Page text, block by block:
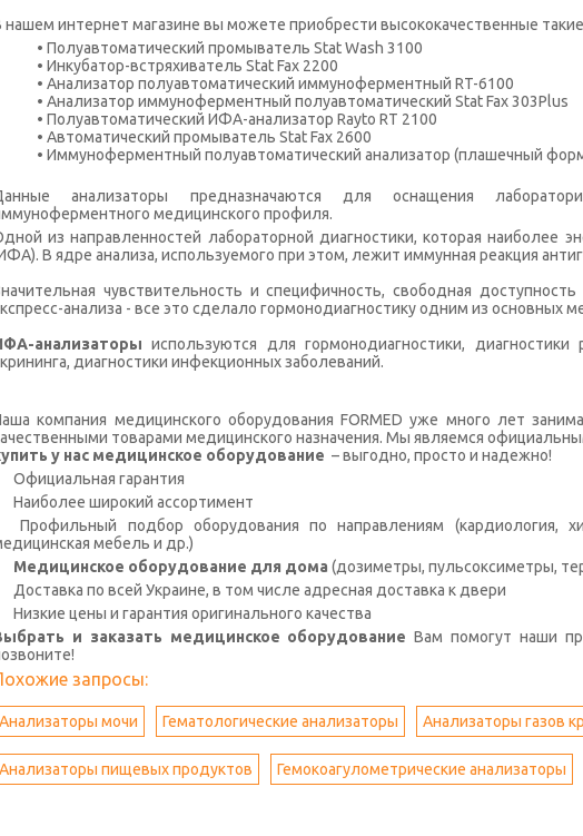
нашем интернет магазине вы можете приобрести высококачественные
• Полуавтоматический промыватель Stat Wash 3100
• Инкубатор-встряхиватель Stat Fax 2200
• Анализатор полуавтоматический иммуноферментный RT-6100
• Анализатор иммуноферментный полуавтоматический Stat Fax 303Plus
• Полуавтоматический ИФА-анализатор Rayto RT 2100
• Автоматический промыватель Stat Fax 2600
• Иммуноферментный полуавтоматический анализатор (плашечный
анализаторы предназначаются для оснащения
медицинского профиля.
из направленностей лабораторной диагностики, которая наиболее
В ядре анализа, используемого при этом, лежит иммунная реакция
чувствительность и специфичность, свободная
анализа - все это сделало гормонодиагностику одним из основных
анализаторы используются для гормонодиагностики, диагностики
диагностики инфекционных заболеваний.
компания медицинского оборудования FORMED уже много лет
товарами медицинского назначения. Мы являемся
у нас медицинское оборудование – выгодно, просто и надежно!
Официальная гарантия
Наиболее широкий ассортимент
Профильный подбор оборудования по направлениям (кардиология,
мебель и др.)
Медицинское оборудование для дома (дозиметры, пульсоксиметры,
Доставка по всей Украине, в том числе адресная доставка к двери
Низкие цены и гарантия оригинального качества
и заказать медицинское оборудованиеВам помогут наши
запросы:
Анализаторы мочи Гематологические анализаторы Анализаторы газов
Анализаторы пищевых продуктов Гемокоагулометрические анализаторы